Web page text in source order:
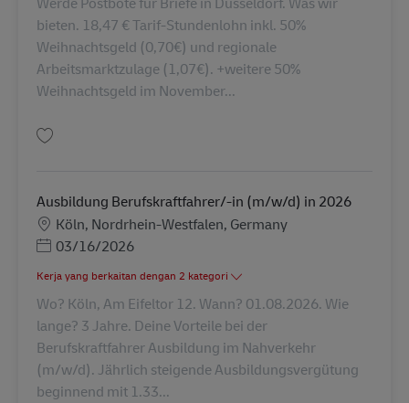
bieten. 18,47 € Tarif-Stundenlohn inkl. 50%
Weihnachtsgeld (0,70€) und regionale
Arbeitsmarktzulage (1,07€). +weitere 50%
Weihnachtsgeld im November...
Ausbildung Berufskraftfahrer/-in (m/w/d) in 2026
LokasiKöln, Nordrhein-Westfalen, Germany
Posted Date
03/16/2026
Kerja yang berkaitan dengan 2 kategori
Wo? Köln, Am Eifeltor 12. Wann? 01.08.2026. Wie
lange? 3 Jahre. Deine Vorteile bei der
Berufskraftfahrer Ausbildung im Nahverkehr
(m/w/d). Jährlich steigende Ausbildungsvergütung
beginnend mit 1.33...